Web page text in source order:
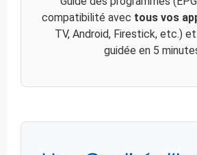
compatibilité avec tous vos
TV, Android, Firestick, etc.)
guidée en 5